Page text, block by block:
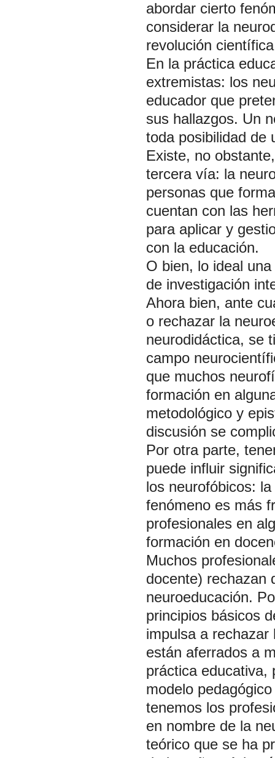
abordar cierto
considerar la
revolución
En la práctica
extremistas: los
educador que
sus hallazgos. Un
toda posibilidad de
Existe, no
tercera vía: la
personas que
cuentan con las
para aplicar y
con la educación.
O bien, lo ideal
de investigación
Ahora bien, ante
o rechazar la
neurodidáctica, se
campo
que muchos
formación en
metodológico y
discusión se
Por otra parte,
puede influir
los neurofóbicos:
fenómeno es más
profesionales en
formación en
Muchos
docente) rechazan
neuroeducación.
principios básicos
impulsa a rechazar
están aferrados a
práctica educativa,
modelo
tenemos los
en nombre de la
teórico que se ha